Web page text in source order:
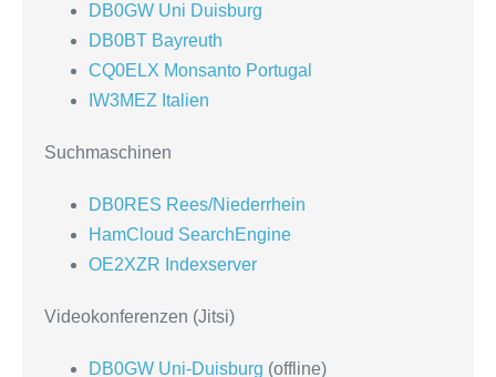
DB0GW Uni Duisburg
DB0BT Bayreuth
CQ0ELX Monsanto Portugal
IW3MEZ Italien
Suchmaschinen
DB0RES Rees/Niederrhein
HamCloud SearchEngine
OE2XZR Indexserver
Videokonferenzen (Jitsi)
DB0GW Uni-Duisburg (offline)